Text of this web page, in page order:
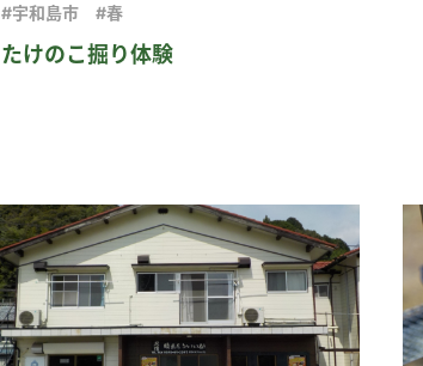
たけのこ掘り体験
#宇和島市 #春